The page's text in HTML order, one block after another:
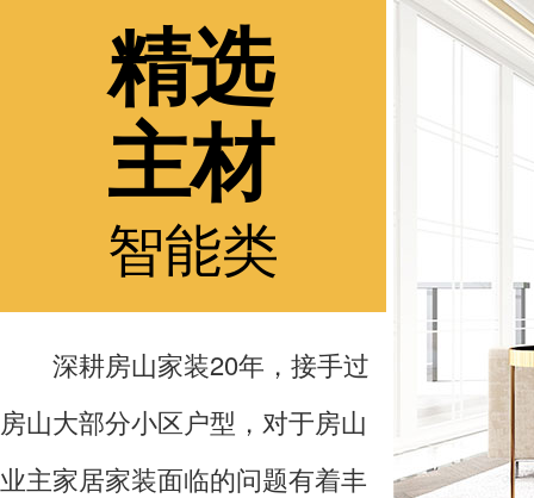
精选
主材
智能类
深耕房山家装20年，接手过
房山大部分小区户型，对于房山
业主家居家装面临的问题有着丰